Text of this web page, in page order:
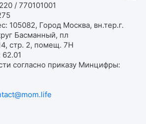
/ 770101001
105082, Город Москва, вн.тер.г.
Басманный, пл
стр. 2, помещ. 7Н
согласно приказу Минцифры: